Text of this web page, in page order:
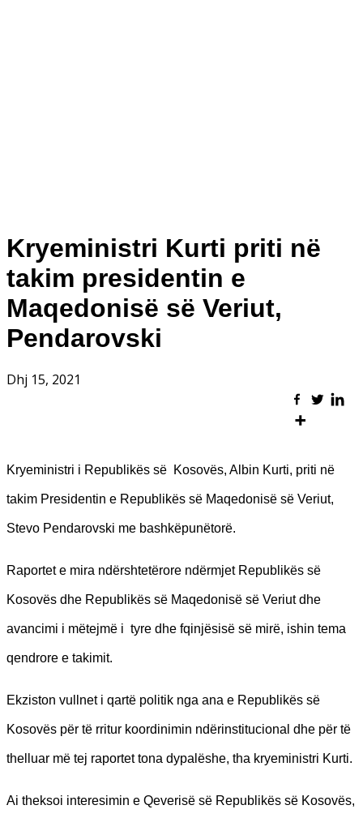
Kryeministri Kurti priti në
takim presidentin e
Maqedonisë së Veriut,
Pendarovski
Dhj 15, 2021
Kryeministri i Republikës së Kosovës, Albin Kurti, priti në
takim Presidentin e Republikës së Maqedonisë së Veriut,
Stevo Pendarovski me bashkëpunëtorë.
Raportet e mira ndërshtetërore ndërmjet Republikës së
Kosovës dhe Republikës së Maqedonisë së Veriut dhe
avancimi i mëtejmë i tyre dhe fqinjësisë së mirë, ishin tema
qendrore e takimit.
Ekziston vullnet i qartë politik nga ana e Republikës së
Kosovës për të rritur koordinimin ndërinstitucional dhe për të
thelluar më tej raportet tona dypalëshe, tha kryeministri Kurti.
Ai theksoi interesimin e Qeverisë së Republikës së Kosovës,